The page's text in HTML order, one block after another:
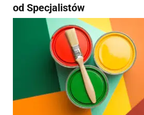
od Specjalistów